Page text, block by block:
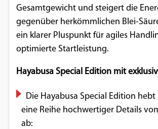
Gesamtgewicht und steigert die
gegenüber herkömmlichen Blei-
ein klarer Pluspunkt für agiles
optimierte Startleistung.
Hayabusa Special Edition mit
Die Hayabusa Special Edition hebt
eine Reihe hochwertiger Details
ab:
EXTERNE MEDIEN
Um Inhalte von
können, werden von diesen
YouTube